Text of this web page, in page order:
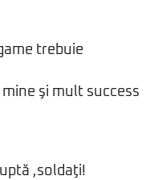
trebuie
şi mult success
,soldaţi!